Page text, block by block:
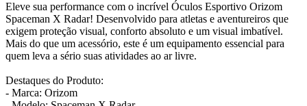
Eleve sua performance com o incrível Óculos Esportivo Orizom
Spaceman X Radar! Desenvolvido para atletas e aventureiros que
exigem proteção visual, conforto absoluto e um visual imbatível.
Mais do que um acessório, este é um equipamento essencial para
quem leva a sério suas atividades ao ar livre.
Destaques do Produto:
- Marca: Orizom